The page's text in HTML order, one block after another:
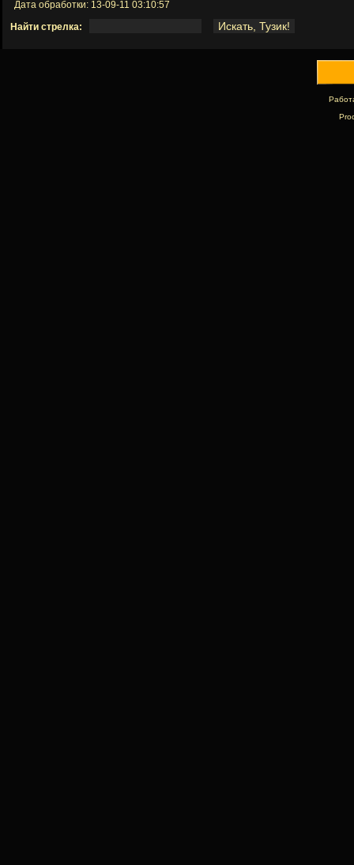
Дата обработки: 13-09-11 03:10:57
Найти стрелка: